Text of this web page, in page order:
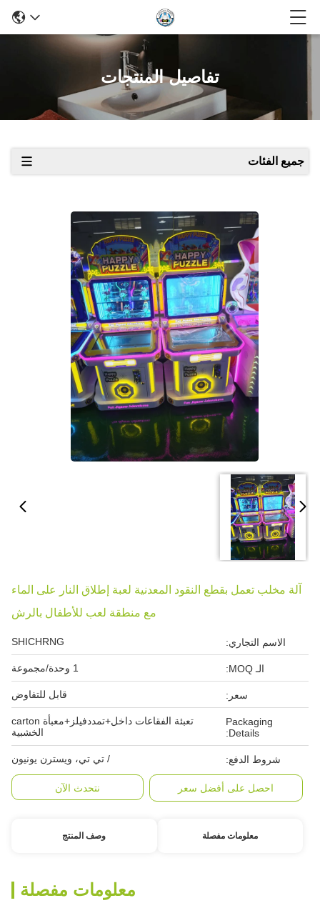
تفاصيل المنتجات
جميع الفئات
آلة مخلب تعمل بقطع النقود المعدنية لعبة إطلاق النار على الماء
مع منطقة لعب للأطفال بالرش
الاسم التجاري: SHICHRNG
الـ MOQ: 1 وحدة/مجموعة
سعر: قابل للتفاوض
Packaging
Details:
تعبئة الفقاعات داخل+تمددفيلز+معبأة carton
الخشبية
شروط الدفع: / تي تي، ويسترن يونيون
احصل على أفضل سعر نتحدث الآن
معلومات مفصلة وصف المنتج
معلومات مفصلة